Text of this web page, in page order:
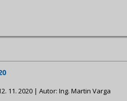
11. 2020 | Autor: Ing. Martin Varga